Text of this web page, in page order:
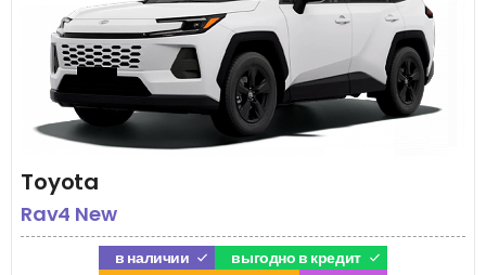
Toyota
Rav4 New
в наличии
выгодно в кредит